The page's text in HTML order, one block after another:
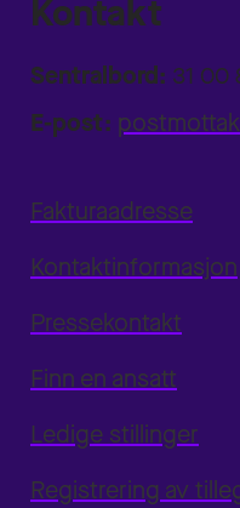
Kontakt
Sentralbord: 31 00
E-post:
Fakturaadresse
Kontaktinformasjon
Pressekontakt
Finn en ansatt
Ledige stillinger
Registrering av